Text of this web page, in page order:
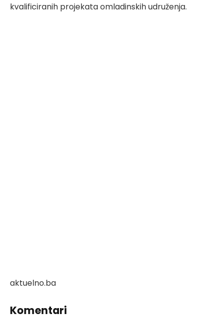
kvalificiranih projekata omladinskih udruženja.
aktuelno.ba
Komentari